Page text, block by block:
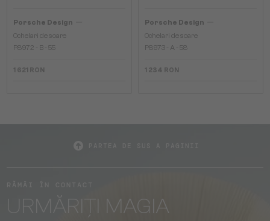
Porsche Design
Ochelari de soare
P8972 - B - 55
1 621 RON
Porsche Design
Ochelari de soare
P8973 - A - 58
1 234 RON
URMĂRIȚI MAGIA